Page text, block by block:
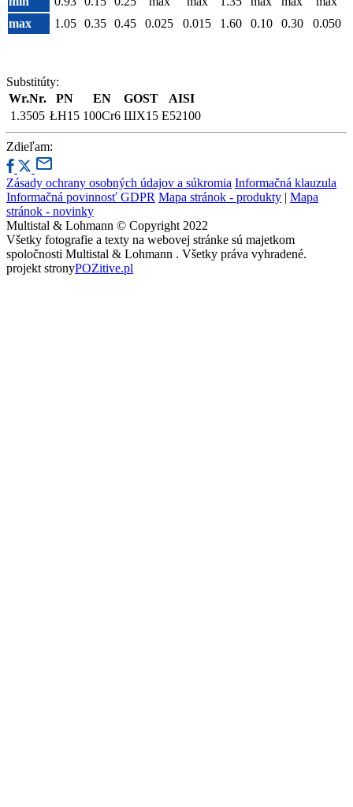
max
1.05 0.35 0.45 0.025 0.015 1.60 0.10 0.30 0.050
Substitúty:
Wr.Nr.
PN EN GOST
AISI
1.3505 ŁH15 100Cr6 ШХ15 E52100
Zdieľam:
Zásady ochrany osobných údajov a súkromia Informačná klauzula
Informačná povinnosť GDPR Mapa stránok - produkty | Mapa
stránok - novinky
Multistal & Lohmann © Copyright 2022
Všetky fotografie a texty na webovej stránke sú majetkom
spoločnosti Multistal & Lohmann . Všetky práva vyhradené.
projekt stronyPOZitive.pl